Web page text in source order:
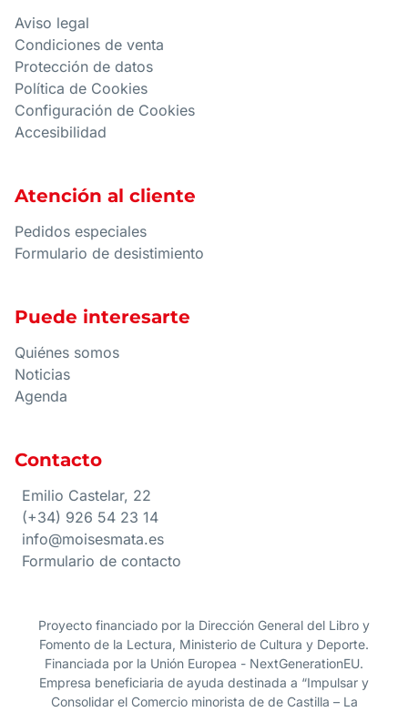
Aviso legal
Condiciones de venta
Protección de datos
Política de Cookies
Configuración de Cookies
Accesibilidad
Atención al cliente
Pedidos especiales
Formulario de desistimiento
Puede interesarte
Quiénes somos
Noticias
Agenda
Contacto
Emilio Castelar, 22
(+34) 926 54 23 14
info@moisesmata.es
Formulario de contacto
Proyecto financiado por la Dirección General del Libro y
Fomento de la Lectura, Ministerio de Cultura y Deporte.
Financiada por la Unión Europea - NextGenerationEU.
Empresa beneficiaria de ayuda destinada a “Impulsar y
Consolidar el Comercio minorista de de Castilla – La